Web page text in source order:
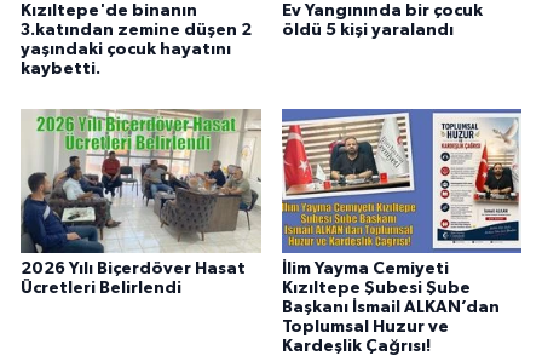
Kızıltepe'de binanın
3.katından zemine düşen 2
yaşındaki çocuk hayatını
kaybetti.
Ev Yangınında bir çocuk
öldü 5 kişi yaralandı
2026 Yılı Biçerdöver Hasat
Ücretleri Belirlendi
İlim Yayma Cemiyeti
Kızıltepe Şubesi Şube
Başkanı İsmail ALKAN’dan
Toplumsal Huzur ve
Kardeşlik Çağrısı!